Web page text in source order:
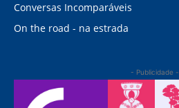
Conversas Incomparáveis
On the road - na estrada
- Publicidade -